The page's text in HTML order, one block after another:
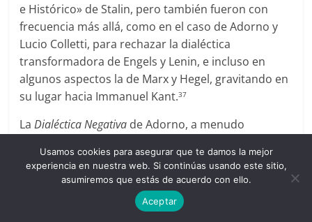
e Histórico» de Stalin, pero también fueron con
frecuencia más allá, como en el caso de Adorno y
Lucio Colletti, para rechazar la dialéctica
transformadora de Engels y Lenin, e incluso en
algunos aspectos la de Marx y Hegel, gravitando en
su lugar hacia Immanuel Kant.37
LaDialéctica Negativa de Adorno, a menudo
contribuciones de la Escuela de Frankfurt dentro
del marxismo occidental, tenía por objeto el
rechazo de la «negación de la negación» y, por
tanto, del momento positivo en la dialéctica. Como
Usamos cookies para asegurar que te damos la mejor
experiencia en nuestra web. Si continúas usando este sitio,
asumiremos que estás de acuerdo con ello.
Aceptar